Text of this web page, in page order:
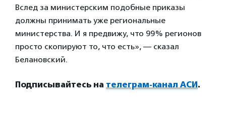
Вслед за министерским подобные приказы
должны принимать уже региональные
министерства. И я предвижу, что 99% регионов
просто скопируют то, что есть», — сказал
Белановский.
Подписывайтесь на телеграм-канал АСИ .